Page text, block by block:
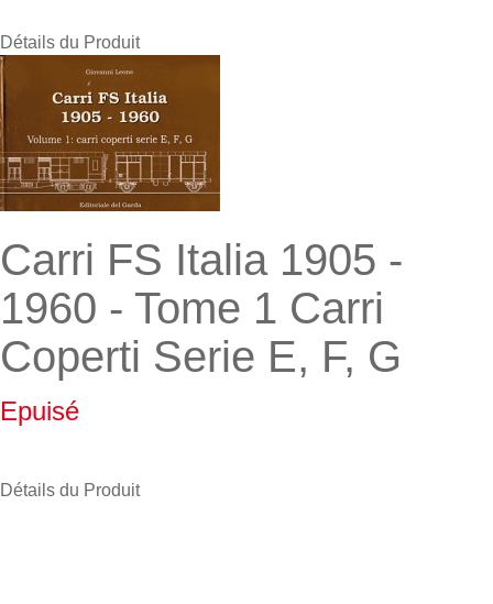
Détails du Produit
Carri FS Italia 1905 -
1960 - Tome 1 Carri
Coperti Serie E, F, G
Epuisé
Détails du Produit